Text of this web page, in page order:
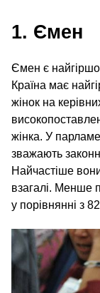
1. Ємен
Ємен є
Країна має
жінок на
жінка. У
зважають
Найчастіше
взагалі. Менше
у порівнянні з